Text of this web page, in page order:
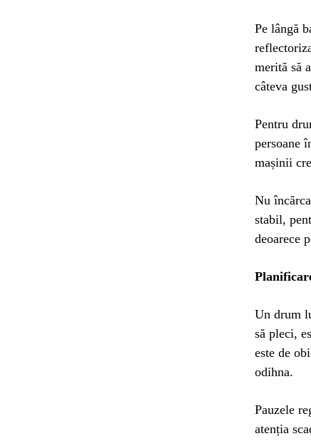
Pe lângă
merită să
câteva
Pentru
persoane
mașinii
Nu
stabil,
deoarece
Un drum
să pleci,
este de
odihna.
Pauzele
atenția